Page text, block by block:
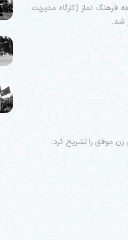
فرهنگ نماز (کارگاه مدیریت
شد.
زن موفق را تشریح کرد.